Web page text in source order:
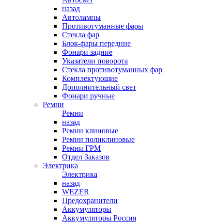
назад
Автолампы
Противотуманные фары
Стекла фар
Блок-фары передние
Фонари задние
Указатели поворота
Стекла противотуманных фар
Комплектующие
Дополнительный свет
Фонари ручные
Ремни
Ремни
назад
Ремни клиновые
Ремни поликлиновые
Ремни ГРМ
Отдел Заказов
Электрика
Электрика
назад
WEZER
Предохранители
Аккумуляторы
Аккумуляторы Россия